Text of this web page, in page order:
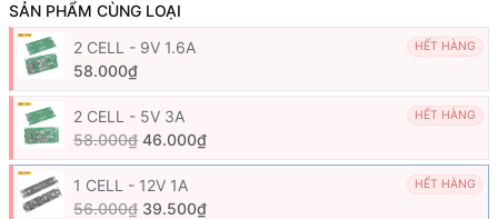
SẢN PHẨM CÙNG LOẠI
2 CELL - 9V 1.6A
HẾT HÀNG
58.000₫
2 CELL - 5V 3A HẾT HÀNG
58.000₫ 46.000₫
1 CELL - 12V 1A HẾT HÀNG
56.000₫ 39.500₫